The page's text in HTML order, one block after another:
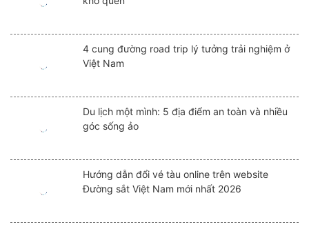
4 cung đường road trip lý tưởng trải nghiệm ở
Việt Nam
Du lịch một mình: 5 địa điểm an toàn và nhiều
góc sống ảo
Hướng dẫn đổi vé tàu online trên website
Đường sắt Việt Nam mới nhất 2026